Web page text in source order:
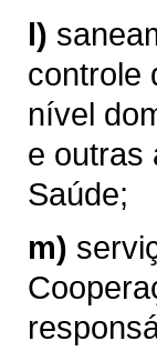
l)
controle
nível
e outras
Saúde;
m)